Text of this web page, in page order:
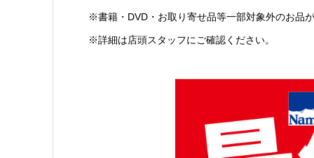
※書籍・DVD・お取り寄せ品等一部対象外のお品
※詳細は店頭スタッフにご確認ください。